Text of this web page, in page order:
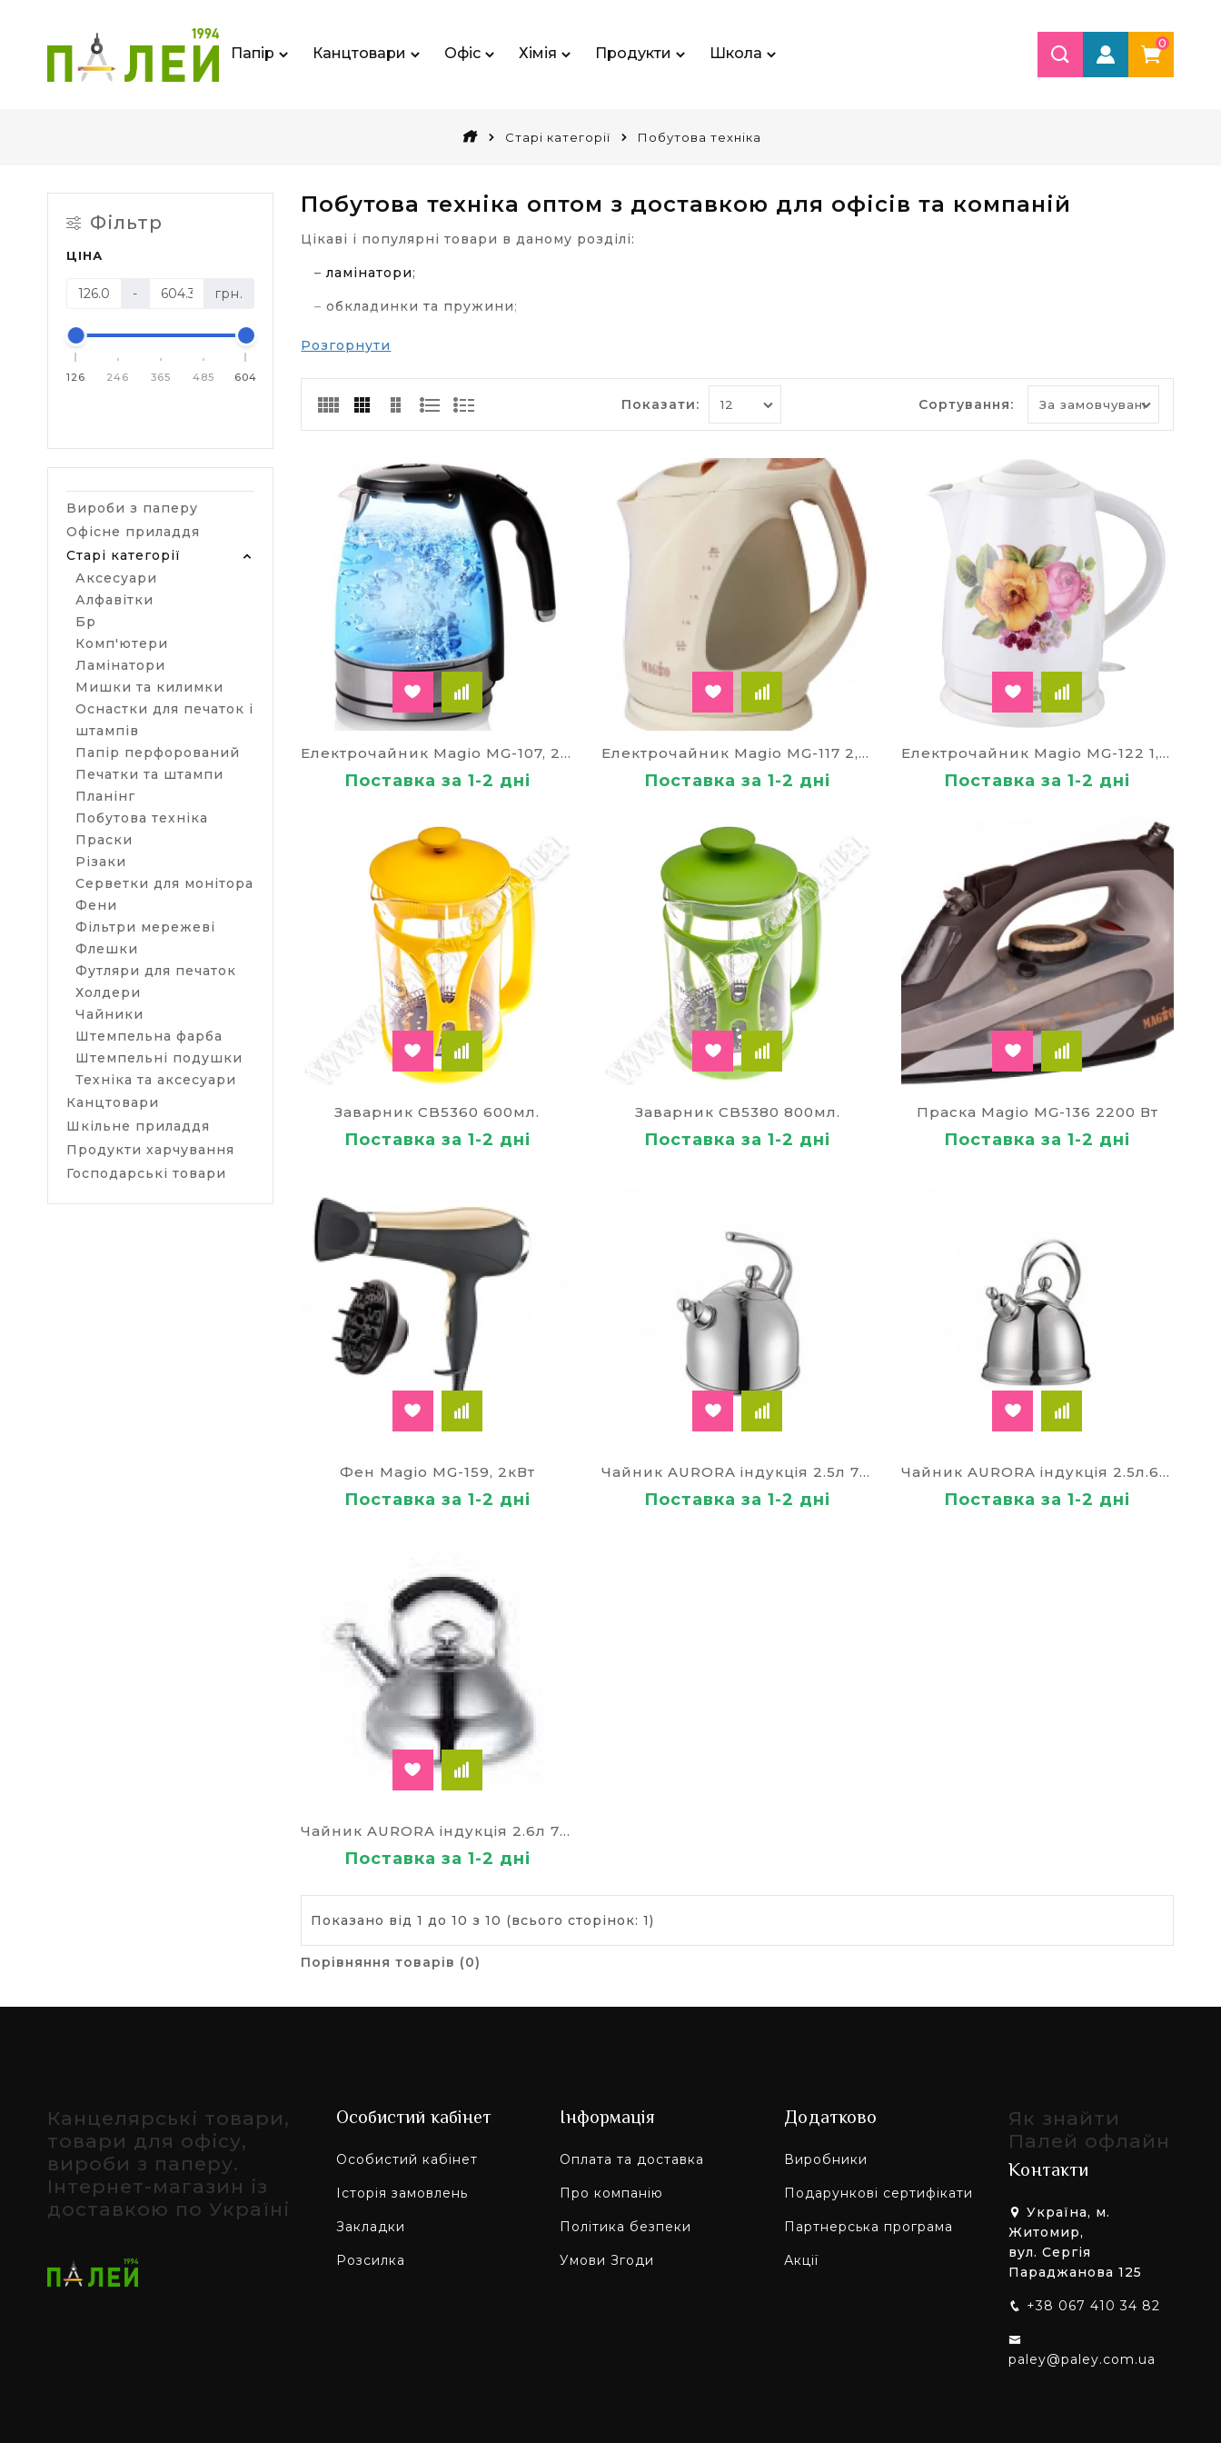
Папір Канцтовари Офіс Хімія Продукти Школа
0
Старі категорії Побутова техніка
Фільтр
ЦІНА
- грн.
126 246 365 485 604
Вироби з паперу
Офісне приладдя
Старі категорії
Аксесуари
Алфавітки
Бр
Комп'ютери
Ламінатори
Мишки та килимки
Оснастки для печаток і
штампів
Папір перфорований
Печатки та штампи
Планінг
Побутова техніка
Праски
Різаки
Серветки для монітора
Фени
Фільтри мережеві
Флешки
Футляри для печаток
Холдери
Чайники
Штемпельна фарба
Штемпельні подушки
Техніка та аксесуари
Канцтовари
Шкільне приладдя
Продукти харчування
Господарські товари
Побутова техніка оптом з доставкою для офісів та компаній
Цікаві і популярні товари в даному розділі:
–ламінатори;
–обкладинки та пружини;
–плівка для ламінування
Розгорнути
Показати: Сортування:
Електрочайник Magio MG-107, 2.2кВт, 1,7 літрів скло
Поставка за 1-2 дні
Електрочайник Magio MG-117 2,3 л 70282
Поставка за 1-2 дні
Електрочайник Magio MG-122 1,7 л 70303
Поставка за 1-2 дні
Заварник CB5360 600мл.
Поставка за 1-2 дні
Заварник CB5380 800мл.
Поставка за 1-2 дні
Праска Magio MG-136 2200 Вт
Поставка за 1-2 дні
Фен Magio MG-159, 2кВт
Поставка за 1-2 дні
Чайник AURORA індукція 2.5л 70310
Поставка за 1-2 дні
Чайник AURORA індукція 2.5л.626а
Поставка за 1-2 дні
Чайник AURORA індукція 2.6л 70312
Поставка за 1-2 дні
Показано від 1 до 10 з 10 (всього сторінок: 1)
Порівняння товарів (0)
Канцелярські товари,
товари для офісу,
вироби з паперу.
Інтернет-магазин із
доставкою по Україні
Особистий кабінет
Особистий кабінет
Історія замовлень
Закладки
Розсилка
Інформація
Оплата та доставка
Про компанію
Політика безпеки
Умови Згоди
Додатково
Виробники
Подарункові сертифікати
Партнерська програма
Акції
Як знайти
Палей офлайн
Контакти
Україна, м.
Житомир,
вул. Сергія
Параджанова 125
+38 067 410 34 82
paley@paley.com.ua